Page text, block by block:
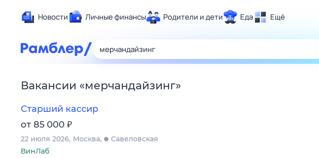
Новости Личные финансы Родители и дети Еда Ещё
Развлечения и отдых
Вакансии «мерчандайзинг»
Старший кассир
от 85 000 ₽
22 июля 2026 Москва
Савеловская
ВинЛаб